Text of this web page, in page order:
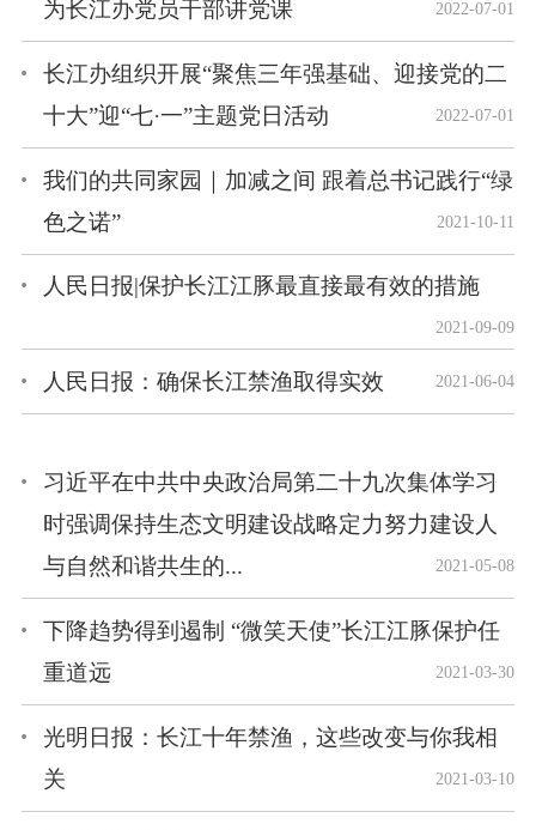
为长江办党员干部讲党课
2022-07-01
长江办组织开展“聚焦三年强基础、迎接党的二
十大”迎“七·一”主题党日活动
2022-07-01
我们的共同家园｜加减之间 跟着总书记践行“绿
色之诺”
2021-10-11
人民日报|保护长江江豚最直接最有效的措施
2021-09-09
人民日报：确保长江禁渔取得实效 2021-06-04
习近平在中共中央政治局第二十九次集体学习
时强调保持生态文明建设战略定力努力建设人
与自然和谐共生的...
2021-05-08
下降趋势得到遏制 “微笑天使”长江江豚保护任
重道远
2021-03-30
光明日报：长江十年禁渔，这些改变与你我相
关
2021-03-10